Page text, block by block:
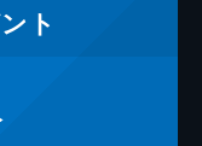
ト